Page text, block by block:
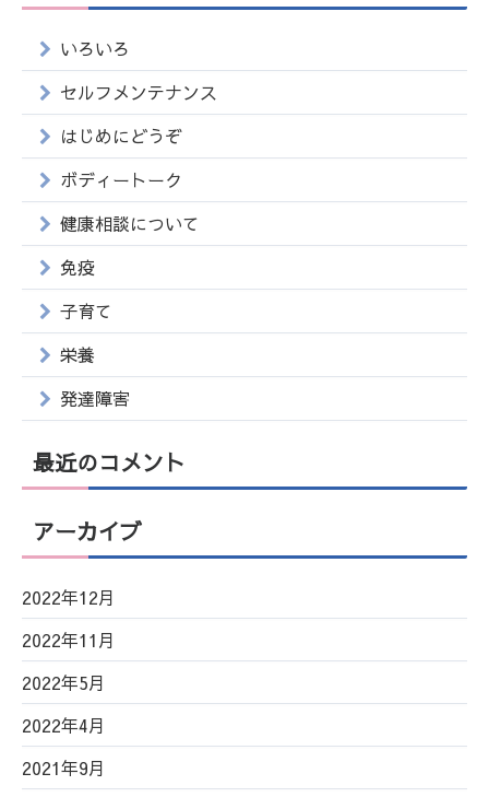
いろいろ
セルフメンテナンス
はじめにどうぞ
ボディートーク
健康相談について
免疫
子育て
栄養
発達障害
最近のコメント
アーカイブ
2022年12月
2022年11月
2022年5月
2022年4月
2021年9月